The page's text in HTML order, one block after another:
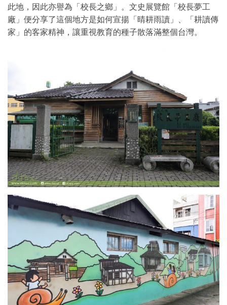
此地，因此亦譽為「校長之鄉」。文史展覽館「校長夢工
廠」便分享了這個地方是如何宣揚「晴耕雨讀」、「耕讀傳
家」的客家精神，讓重視教育的種子散落滿整個台灣。